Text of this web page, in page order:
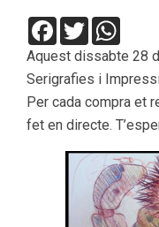
Facebook
Twitter
Aquest dissabte 28
Serigrafies i
Per cada compra et
fet en directe.